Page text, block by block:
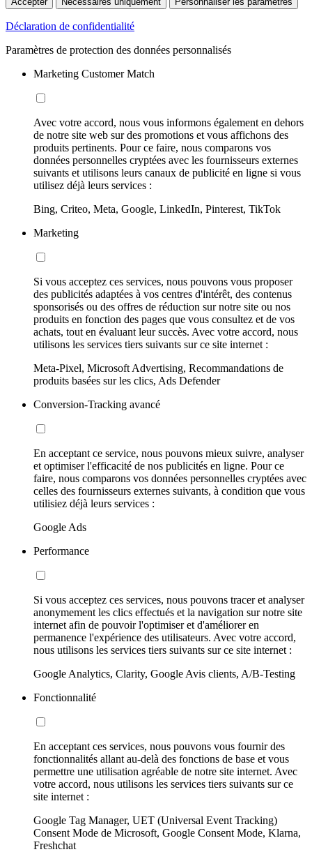
Déclaration de confidentialité
Paramètres de protection des données personnalisés
Marketing Customer Match
Avec votre accord, nous vous informons également en dehors
de notre site web sur des promotions et vous affichons des
produits pertinents. Pour ce faire, nous comparons vos
données personnelles cryptées avec les fournisseurs externes
suivants et utilisons leurs canaux de publicité en ligne si vous
utilisez déjà leurs services :
Bing, Criteo, Meta, Google, LinkedIn, Pinterest, TikTok
Marketing
Si vous acceptez ces services, nous pouvons vous proposer
des publicités adaptées à vos centres d'intérêt, des contenus
sponsorisés ou des offres de réduction sur notre site ou nos
produits en fonction des pages que vous consultez et de vos
achats, tout en évaluant leur succès. Avec votre accord, nous
utilisons les services tiers suivants sur ce site internet :
Meta-Pixel, Microsoft Advertising, Recommandations de
produits basées sur les clics, Ads Defender
Conversion-Tracking avancé
En acceptant ce service, nous pouvons mieux suivre, analyser
et optimiser l'efficacité de nos publicités en ligne. Pour ce
faire, nous comparons vos données personnelles cryptées avec
celles des fournisseurs externes suivants, à condition que vous
utilisiez déjà leurs services :
Google Ads
Performance
Si vous acceptez ces services, nous pouvons tracer et analyser
anonymement les clics effectués et la navigation sur notre site
internet afin de pouvoir l'optimiser et d'améliorer en
permanence l'expérience des utilisateurs. Avec votre accord,
nous utilisons les services tiers suivants sur ce site internet :
Google Analytics, Clarity, Google Avis clients, A/B-Testing
Fonctionnalité
En acceptant ces services, nous pouvons vous fournir des
fonctionnalités allant au-delà des fonctions de base et vous
permettre une utilisation agréable de notre site internet. Avec
votre accord, nous utilisons les services tiers suivants sur ce
site internet :
Google Tag Manager, UET (Universal Event Tracking)
Consent Mode de Microsoft, Google Consent Mode, Klarna,
Freshchat